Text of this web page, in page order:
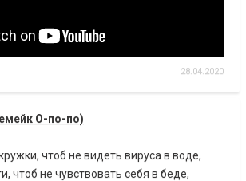
28.04.2020
О-по-по)
чтоб не видеть вируса в воде,
чтоб не чувствовать себя в беде,